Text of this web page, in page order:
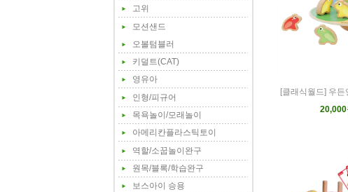
고위
모션샌드
오볼텀블러
키덜트(CAT)
영유아
인형/피규어
목욕놀이/모래놀이
아메리칸플라스틱토이
역할/소꿉놀이완구
원목/블록/학습완구
보스아이 승용
[클래식월드] 우든
20,000